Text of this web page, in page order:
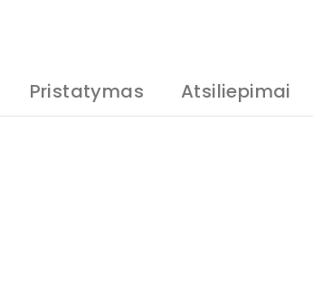
Pristatymas Atsiliepimai